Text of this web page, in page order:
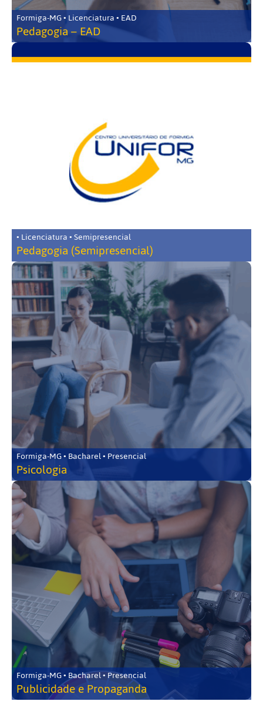
Formiga-MG • Licenciatura • EAD
Pedagogia – EAD
• Licenciatura • Semipresencial
Pedagogia (Semipresencial)
Formiga-MG • Bacharel • Presencial
Psicologia
Formiga-MG • Bacharel • Presencial
Publicidade e Propaganda